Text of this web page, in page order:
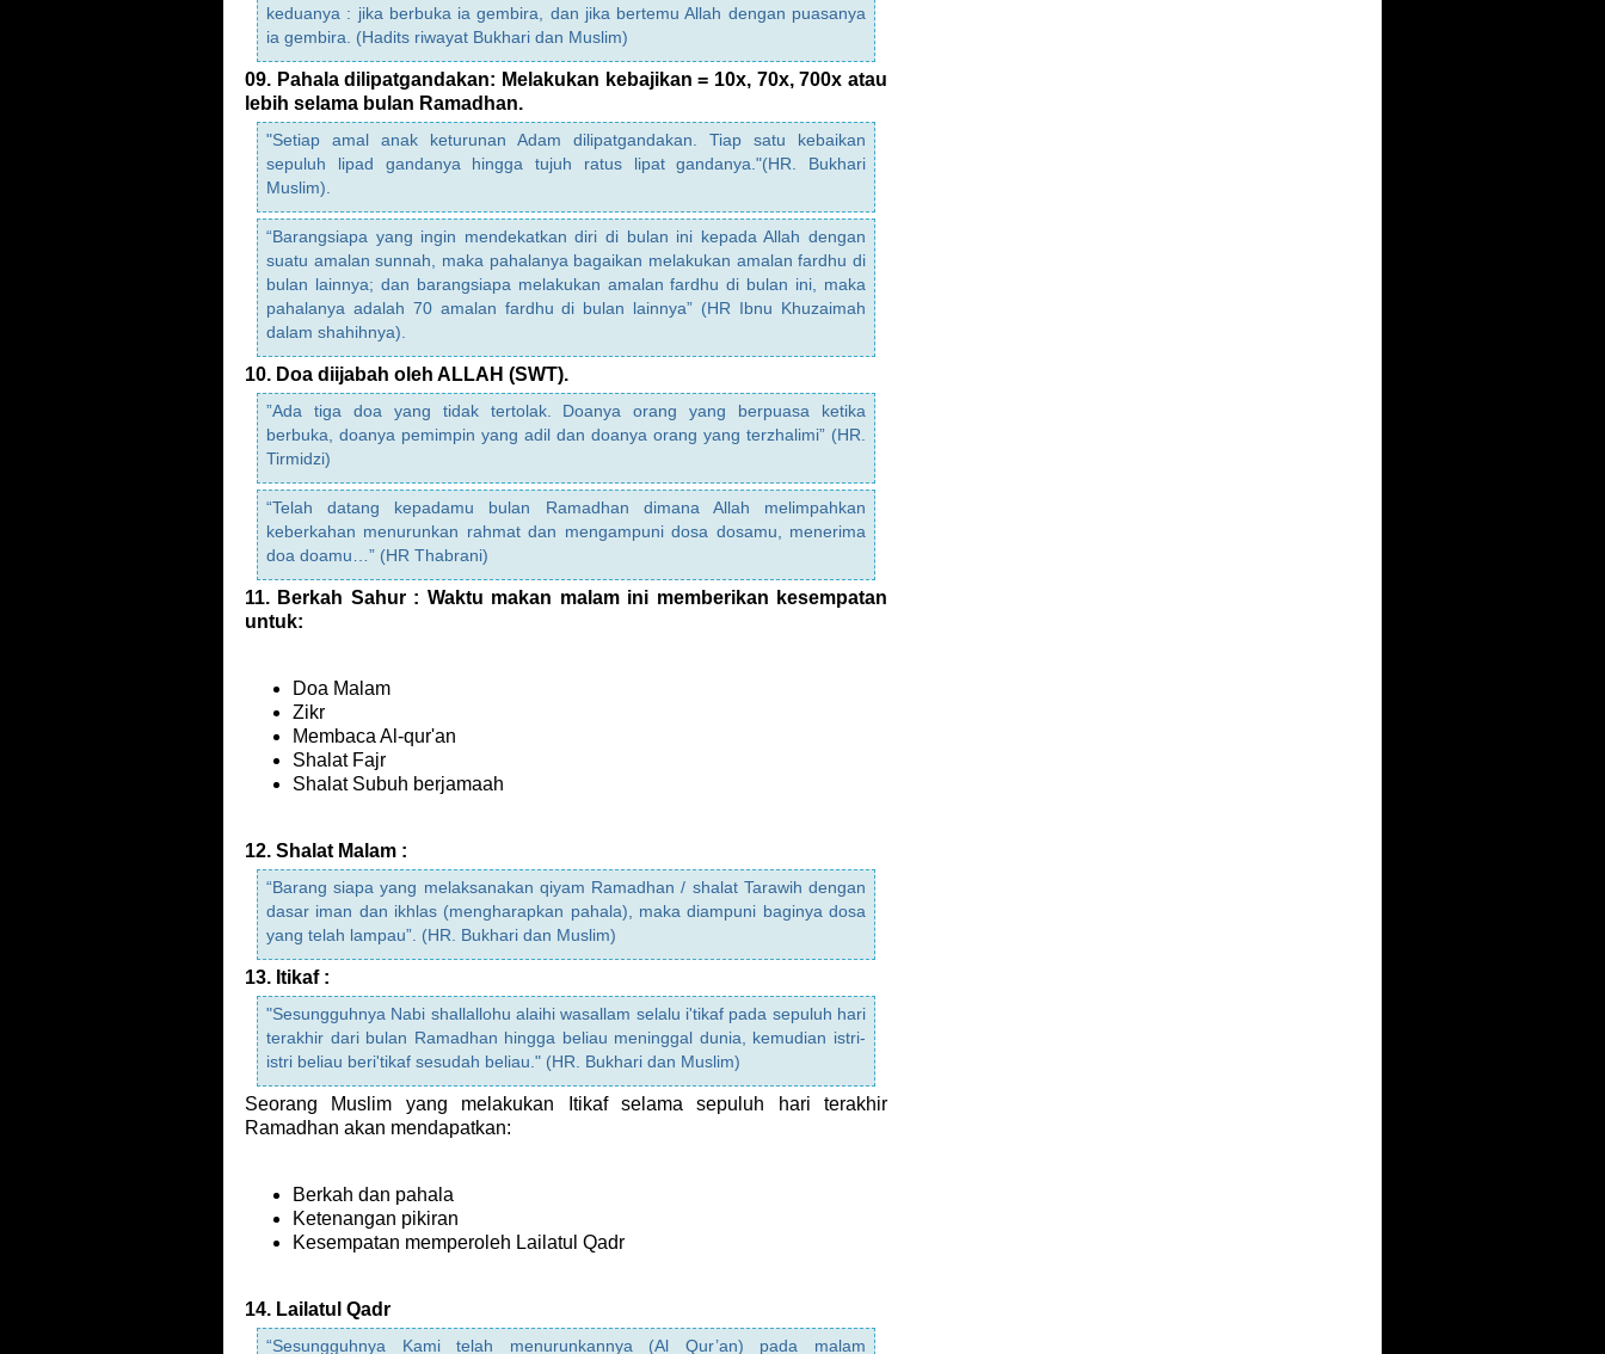
keduanya : jika berbuka ia gembira, dan jika bertemu Allah dengan puasanya
ia gembira. (Hadits riwayat Bukhari dan Muslim)
09. Pahala dilipatgandakan: Melakukan kebajikan = 10x, 70x, 700x atau
lebih selama bulan Ramadhan.
"Setiap amal anak keturunan Adam dilipatgandakan. Tiap satu kebaikan
sepuluh lipad gandanya hingga tujuh ratus lipat gandanya."(HR. Bukhari
Muslim).
“Barangsiapa yang ingin mendekatkan diri di bulan ini kepada Allah dengan
suatu amalan sunnah, maka pahalanya bagaikan melakukan amalan fardhu di
bulan lainnya; dan barangsiapa melakukan amalan fardhu di bulan ini, maka
pahalanya adalah 70 amalan fardhu di bulan lainnya” (HR Ibnu Khuzaimah
dalam shahihnya).
10. Doa diijabah oleh ALLAH (SWT).
”Ada tiga doa yang tidak tertolak. Doanya orang yang berpuasa ketika
berbuka, doanya pemimpin yang adil dan doanya orang yang terzhalimi” (HR.
Tirmidzi)
“Telah datang kepadamu bulan Ramadhan dimana Allah melimpahkan
keberkahan menurunkan rahmat dan mengampuni dosa dosamu, menerima
doa doamu…” (HR Thabrani)
11. Berkah Sahur : Waktu makan malam ini memberikan kesempatan
untuk:
Doa Malam
Zikr
Membaca Al-qur'an
Shalat Fajr
Shalat Subuh berjamaah
12. Shalat Malam :
“Barang siapa yang melaksanakan qiyam Ramadhan / shalat Tarawih dengan
dasar iman dan ikhlas (mengharapkan pahala), maka diampuni baginya dosa
yang telah lampau”. (HR. Bukhari dan Muslim)
13. Itikaf :
"Sesungguhnya Nabi shallallohu alaihi wasallam selalu i'tikaf pada sepuluh hari
terakhir dari bulan Ramadhan hingga beliau meninggal dunia, kemudian istri-
istri beliau beri'tikaf sesudah beliau." (HR. Bukhari dan Muslim)
Seorang Muslim yang melakukan Itikaf selama sepuluh hari terakhir
Ramadhan akan mendapatkan:
Berkah dan pahala
Ketenangan pikiran
Kesempatan memperoleh Lailatul Qadr
14. Lailatul Qadr
“Sesungguhnya Kami telah menurunkannya (Al Qur’an) pada malam